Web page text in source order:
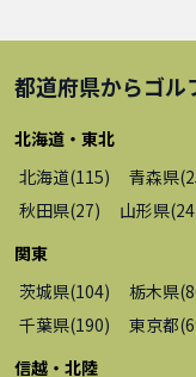
都道府県からゴル
北海道・東北
北海道(115) 青森県(
秋田県(27) 山形県(24
関東
茨城県(104) 栃木県(
千葉県(190) 東京都(
信越・北陸